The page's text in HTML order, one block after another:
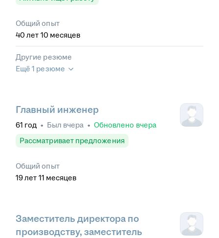
Общий опыт
40 лет 10 месяцев
Другие резюме
Ещё 1 резюме
Главный инженер
61 год • Был вчера • Обновлено вчера
Рассматривает предложения
Общий опыт
19лет 11 месяцев
Заместитель директора по
производству, заместитель